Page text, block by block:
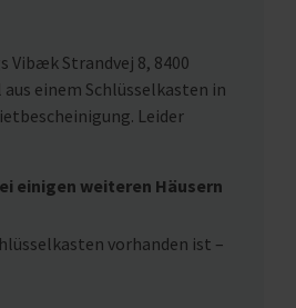
Vibæk Strandvej 8, 8400
einem Schlüsselkasten in
Leider
einigen weiteren Häusern
vorhanden ist –